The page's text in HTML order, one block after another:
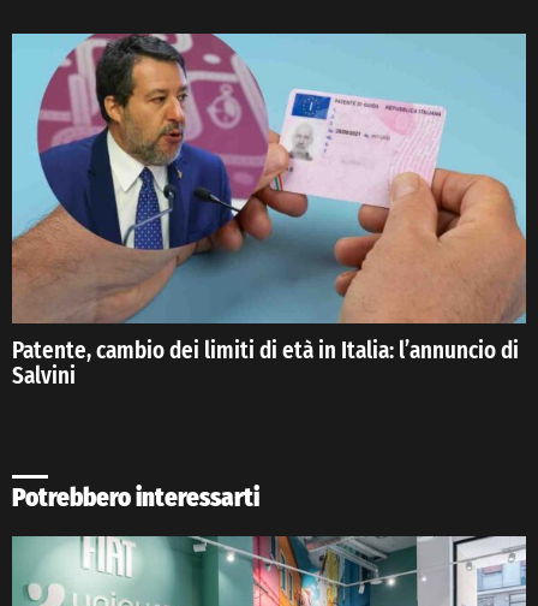
Patente, cambio dei limiti di età in Italia: l’annuncio di
Salvini
Potrebbero interessarti